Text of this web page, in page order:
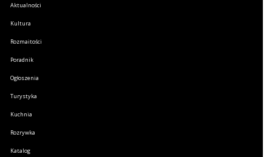
Aktualności
Kultura
Rozmaitości
Poradnik
Ogłoszenia
Turystyka
Kuchnia
Rozrywka
Katalog